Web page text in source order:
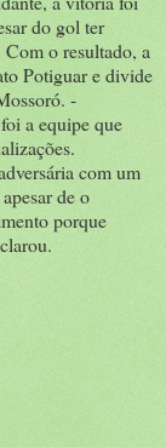
do gol ter
o resultado, a
Potiguar e divide
-
a equipe que
com um
de o
porque